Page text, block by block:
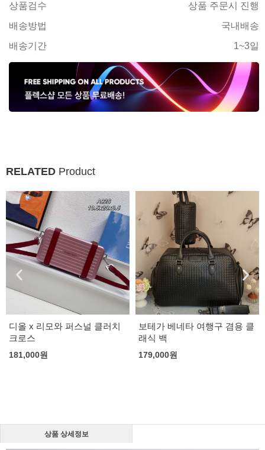
상품검수
상품 주문시 진행
배송방법
국내배송
배송기간
1~3일
RELATED Product
디올 x 리모와 퍼스널 클러치
크로스
181,000원
보테가 베네타 여행구 겸용 클
래식 백
179,000원
상품 상세정보